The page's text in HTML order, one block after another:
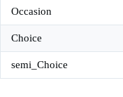
Occasion
Choice
semi_Choice